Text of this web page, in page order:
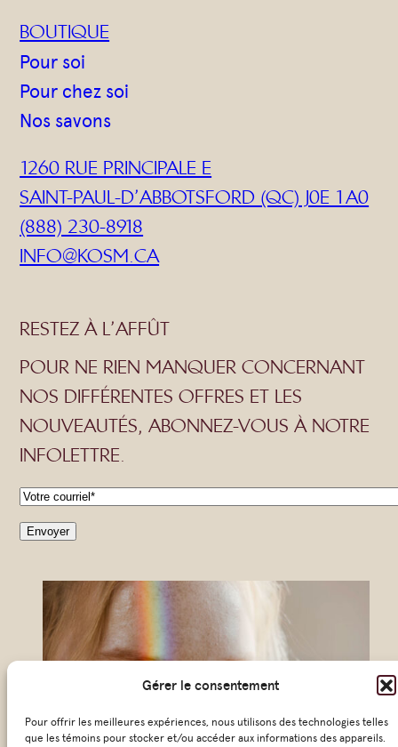
Gérer le consentement
Pour offrir les meilleures expériences, nous utilisons des technologies telles
que les témoins pour stocker et/ou accéder aux informations des appareils.
BOUTIQUE
Pour soi
Pour chez soi
Nos savons
1260 RUE PRINCIPALE E
SAINT-PAUL-D’ABBOTSFORD (QC) J0E 1A0
(888) 230-8918
INFO@KOSM.CA
RESTEZ À L’AFFÛT
POUR NE RIEN MANQUER CONCERNANT
NOS DIFFÉRENTES OFFRES ET LES
NOUVEAUTÉS, ABONNEZ-VOUS À NOTRE
INFOLETTRE.
C
o
e
*
Envoyer